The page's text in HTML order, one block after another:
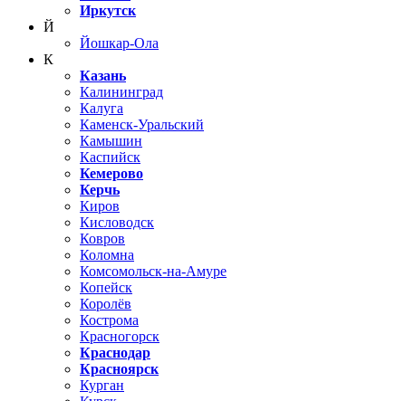
Иркутск
Й
Йошкар-Ола
К
Казань
Калининград
Калуга
Каменск-Уральский
Камышин
Каспийск
Кемерово
Керчь
Киров
Кисловодск
Ковров
Коломна
Комсомольск-на-Амуре
Копейск
Королёв
Кострома
Красногорск
Краснодар
Красноярск
Курган